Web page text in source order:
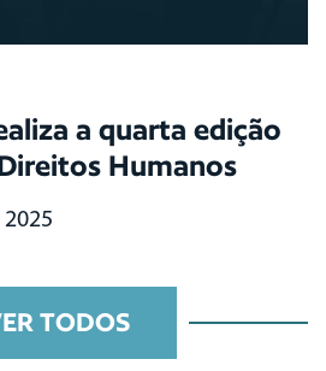
a quarta edição
Humanos
TODOS